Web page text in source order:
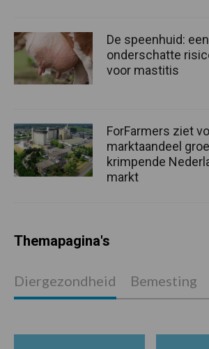
De speenhuid:
onderschatte
voor mastitis
ForFarmers ziet
marktaandeel
krimpende
markt
Themapagina's
Diergezondheid Bemesting